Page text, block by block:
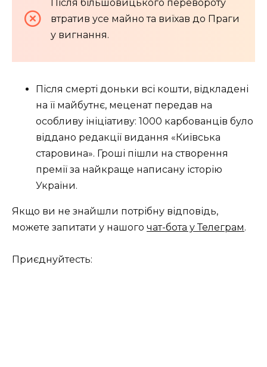
Після більшовицького перевороту
втратив усе майно та виїхав до Праги
у вигнання.
Після смерті доньки всі кошти, відкладені
на її майбутнє, меценат передав на
особливу ініціативу: 1000 карбованців було
віддано редакції видання «Київська
старовина». Гроші пішли на створення
премії за найкраще написану історію
України.
Якщо ви не знайшли потрібну відповідь,
можете запитати у нашого чат-бота у Телеграм.
Приєднуйтесть: